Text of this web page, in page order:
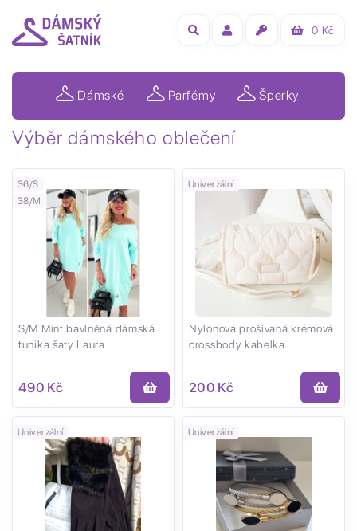
0 Kč
Dámské Parfémy Šperky
Výběr dámského oblečení
36/S
38/M
S/M Mint bavlněná dámská
tunika šaty Laura
490 Kč
Univerzální
Nylonová prošívaná krémová
crossbody kabelka
200 Kč
Univerzální Univerzální